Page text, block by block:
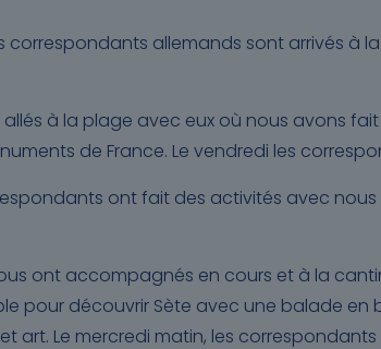
correspondants allemands sont arrivés à
à la plage avec eux où nous avons
de France. Le vendredi les
ont fait des activités avec
ont accompagnés en cours et à la
pour découvrir Sète avec une balade en
art. Le mercredi matin, les